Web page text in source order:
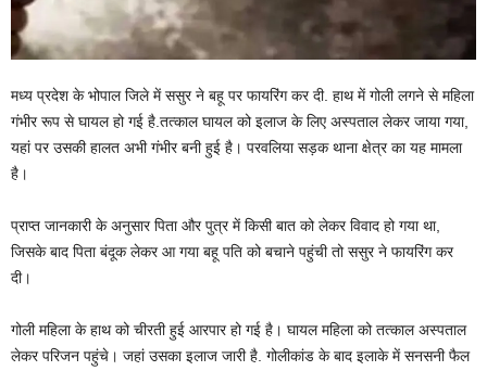
मध्य प्रदेश के भोपाल जिले में ससुर ने बहू पर फायरिंग कर दी. हाथ में गोली लगने से महिला
गंभीर रूप से घायल हो गई है.तत्काल घायल को इलाज के लिए अस्पताल लेकर जाया गया,
यहां पर उसकी हालत अभी गंभीर बनी हुई है। परवलिया सड़क थाना क्षेत्र का यह मामला
है।
प्राप्त जानकारी के अनुसार पिता और पुत्र में किसी बात को लेकर विवाद हो गया था,
जिसके बाद पिता बंदूक लेकर आ गया बहू पति को बचाने पहुंची तो ससुर ने फायरिंग कर
दी।
गोली महिला के हाथ को चीरती हुई आरपार हो गई है। घायल महिला को तत्काल अस्पताल
लेकर परिजन पहुंचे। जहां उसका इलाज जारी है. गोलीकांड के बाद इलाके में सनसनी फैल